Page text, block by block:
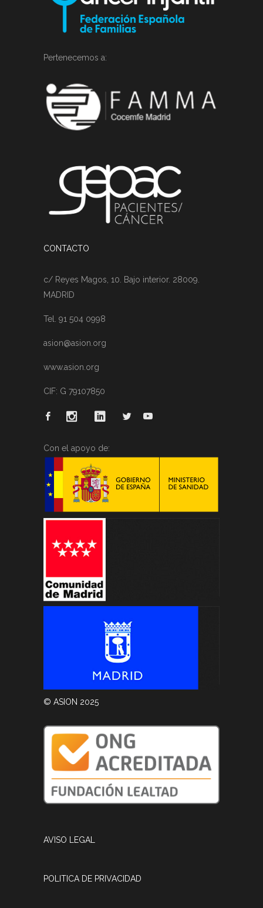
Pertenecemos a:
CONTACTO
c/ Reyes Magos, 10. Bajo interior. 28009.
MADRID
Tel. 91 504 0998
asion@asion.org
www.asion.org
CIF: G 79107850
Con el apoyo de:
© ASION 2025
AVISO LEGAL
POLITICA DE PRIVACIDAD